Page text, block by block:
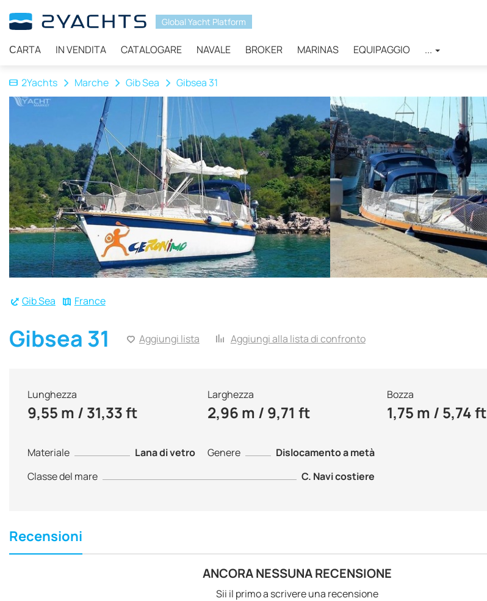
Global Yacht Platform
СARTA IN VENDITA CATALOGARE NAVALE BROKER MARINAS EQUIPAGGIO ...
2Yachts Marche Gib Sea Gibsea 31
Gib Sea France
Gibsea 31 Aggiungi lista Aggiungi alla lista di confronto
Lunghezza
9,55 m / 31,33 ft
Larghezza
2,96 m / 9,71 ft
Bozza
1,75 m / 5,74 ft
Materiale Lana di vetro Genere
Dislocamento a metà
Classe del mare
C. Navi costiere
Recensioni
ANCORA NESSUNA RECENSIONE
Sii il primo a scrivere una recensione